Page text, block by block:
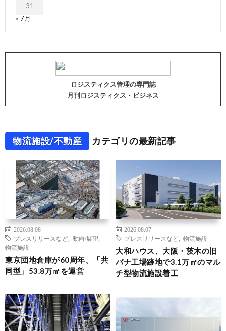
31
« 7月
ロジスティクス管理の専門誌
月刊ロジスティクス・ビジネス
物流施設/不動産 カテゴリの最新記事
2026.08.08
プレスリリースなど
動向/展望
物流施設
東京団地倉庫が60周年、「共
同型」53.8万㎡を運営
2026.08.07
プレスリリースなど
物流施設
大和ハウス、大阪・茨木の旧
パナ工場跡地で3.1万㎡のマル
チ型物流施設着工